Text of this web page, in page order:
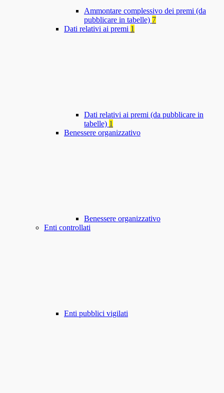
Ammontare complessivo dei premi (da
pubblicare in tabelle) 7
Dati relativi ai premi 1
Dati relativi ai premi (da pubblicare in
tabelle) 1
Benessere organizzativo
Benessere organizzativo
Enti controllati
Enti pubblici vigilati